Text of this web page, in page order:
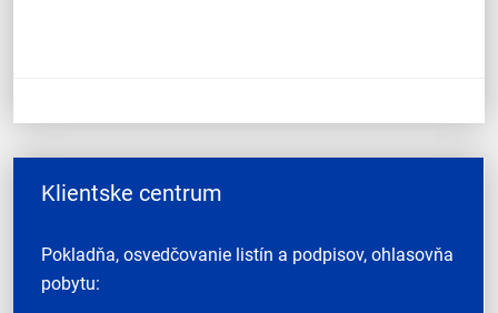
Klientske centrum
Pokladňa, osvedčovanie listín a podpisov, ohlasovňa
pobytu: